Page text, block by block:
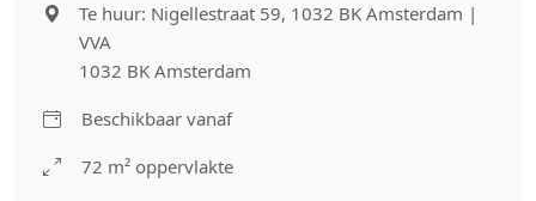
Te huur: Nigellestraat 59, 1032 BK Amsterdam |
VVA
1032 BK Amsterdam
Beschikbaar vanaf
72 m² oppervlakte